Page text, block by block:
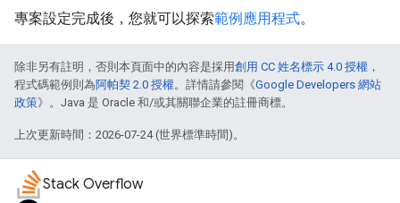
專案設定完成後，您就可以探索範例應用程式。
除非另有註明，否則本頁面中的內容是採用創用 CC 姓名標示 4.0 授權 ，
程式碼範例則為阿帕契 2.0 授權。詳情請參閱《Google Developers 網站
政策》。Java 是 Oracle 和/或其關聯企業的註冊商標。
上次更新時間：2026-07-24 (世界標準時間)。
Stack Overflow